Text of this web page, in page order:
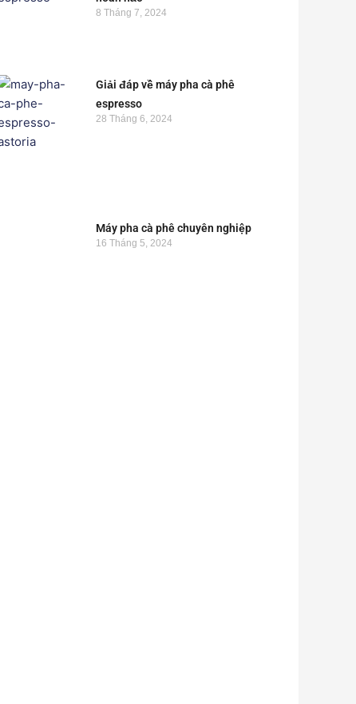
8 Tháng 7, 2024
Giải đáp về máy pha cà phê
espresso
28 Tháng 6, 2024
Máy pha cà phê chuyên nghiệp
16 Tháng 5, 2024